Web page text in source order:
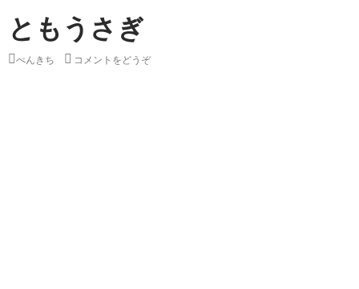
ともうさぎ
ぺんきち コメントをどうぞ